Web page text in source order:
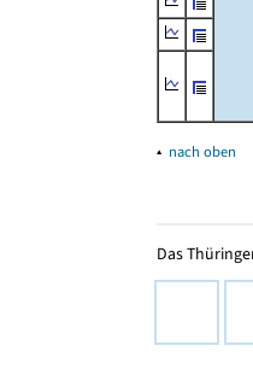
▴ nach oben
Das